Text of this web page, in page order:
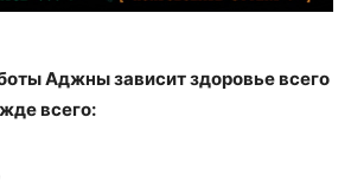
Аджны зависит здоровье всего
всего: